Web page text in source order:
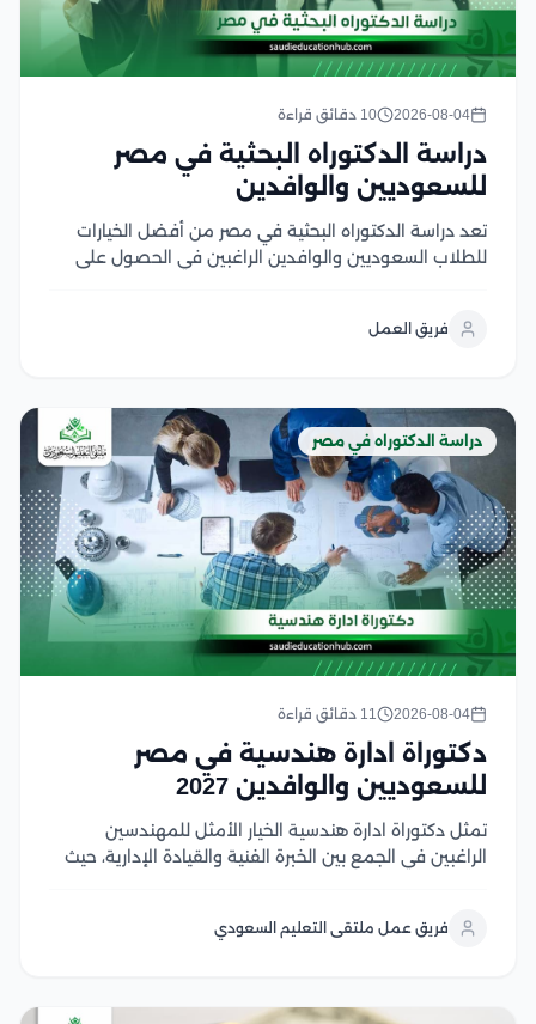
2026-08-04 10 دقائق قراءة
دراسة الدكتوراه البحثية في مصر
للسعوديين والوافدين
تعد دراسة الدكتوراه البحثية في مصر من أفضل الخيارات
للطلاب السعوديين والوافدين الراغبين في الحصول على
النظام بالتركيز على إعداد رسالة علمية أصيلة تحت...
فريق العمل
دراسة الدكتوراه في مصر
2026-08-04 11 دقائق قراءة
دكتوراة ادارة هندسية في مصر
للسعوديين والوافدين 2027
تمثل دكتوراة ادارة هندسية الخيار الأمثل للمهندسين
الراغبين في الجمع بين الخبرة الفنية والقيادة الإدارية، حيث
سوق العمل السعودي والخليجي وفي هذا المقال سوف
فريق عمل ملتقى التعليم السعودي